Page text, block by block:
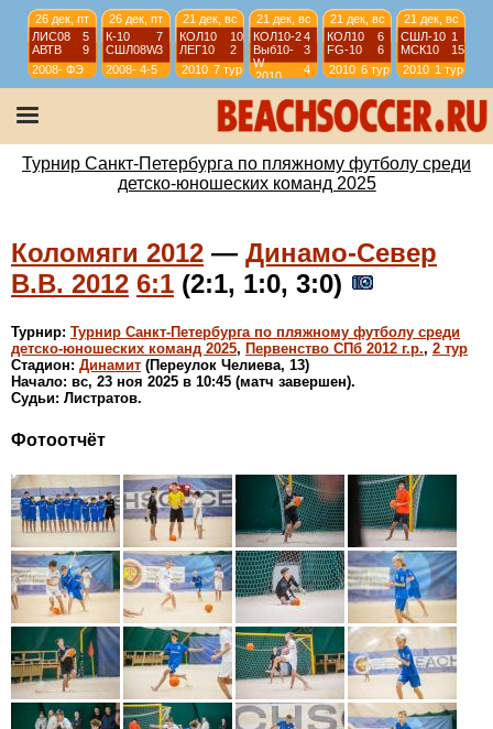
26 дек, пт
ЛИС08
5
АВТВ
9
2008-
2009
ФЭ
26 дек, пт
К-10
7
СШЛ08W3
2008-
2009
4-5
21 дек, вс
КОЛ10
10
ЛЕГ10
2
2010 7 тур
21 дек, вс
КОЛ10-24
Выб10-
W
3
2010
4
тур
21 дек, вс
КОЛ10
6
FG-10
6
2010 6 тур
21 дек, вс
СШЛ-10 1
МСК10
15
2010 1 тур
21 дек, вс
ВЫБ13R 2
МСК13
6
21 дек, вс
СЕСТ14
5
ЗЕН15
3
21 дек, вс
К-14(2)
4
КОЛ-14
12
Турнир Санкт-Петербурга по пляжному футболу среди
детско-юношеских команд 2025
Коломяги 2012 — Динамо-Север
В.В. 2012 6:1 (2:1, 1:0, 3:0)
Турнир: Турнир Санкт-Петербурга по пляжному футболу среди
детско-юношеских команд 2025, Первенство СПб 2012 г.р., 2 тур
Стадион: Динамит (Переулок Челиева, 13)
Начало: вс, 23 ноя 2025 в 10:45 (матч завершен).
Судьи: Листратов.
Фотоотчёт